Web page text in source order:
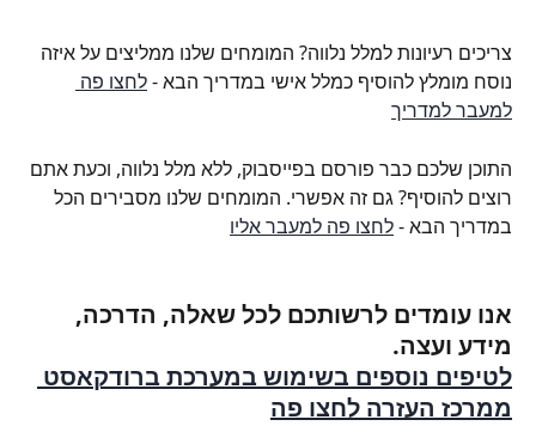
צריכים רעיונות למלל נלווה? המומחים שלנו ממליצים על איזה
נוסח מומלץ להוסיף כמלל אישי במדריך הבא - לחצו פה
למעבר למדריך
התוכן שלכם כבר פורסם בפייסבוק, ללא מלל נלווה, וכעת אתם
רוצים להוסיף? גם זה אפשרי. המומחים שלנו מסבירים הכל
במדריך הבא - לחצו פה למעבר אליו
אנו עומדים לרשותכם לכל שאלה, הדרכה,
מידע ועצה.
לטיפים נוספים בשימוש במערכת ברודקאסט
ממרכז העזרה לחצו פה